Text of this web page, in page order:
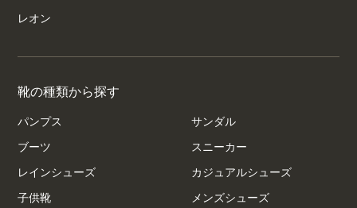
レオン
靴の種類から探す
パンプス サンダル
ブーツ スニーカー
レインシューズ カジュアルシューズ
子供靴 メンズシューズ